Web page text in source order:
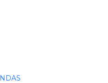
al Carro